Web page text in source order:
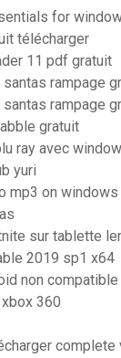
for
télécharger
11 pdf gratuit
rampage
rampage
gratuit
ray avec
yuri
mp3 on
sur tablette
2019 sp1 x64
non compatible
360